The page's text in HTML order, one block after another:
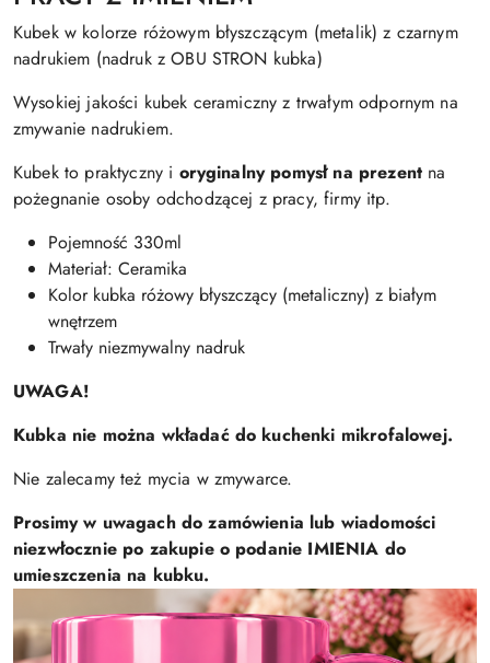
Kubek w kolorze różowym błyszczącym (metalik) z czarnym
nadrukiem (nadruk z OBU STRON kubka)
Wysokiej jakości kubek ceramiczny z trwałym odpornym na
zmywanie nadrukiem.
Kubek to praktyczny i oryginalny pomysł na prezent na
pożegnanie osoby odchodzącej z pracy, firmy itp.
Pojemność 330ml
Materiał: Ceramika
Kolor kubka różowy błyszczący (metaliczny) z białym
wnętrzem
Trwały niezmywalny nadruk
UWAGA!
Kubka nie można wkładać do kuchenki mikrofalowej.
Nie zalecamy też mycia w zmywarce.
Prosimy w uwagach do zamówienia lub wiadomości
niezwłocznie po zakupie o podanie IMIENIA do
umieszczenia na kubku.